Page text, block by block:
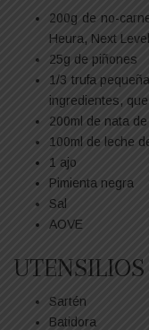
200g de no-
Heura, Next
25g de piñones
1/3 trufa
ingredientes,
200ml de nata
100ml de leche
1 ajo
Pimienta negra
Sal
AOVE
Sartén
Batidora